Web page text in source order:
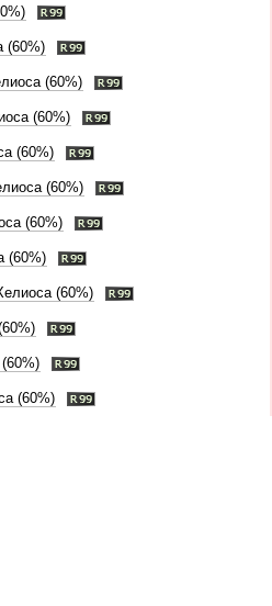
(60%)
(60%)
(60%)
(60%)
(60%)
(60%)
(60%)
(60%)
(60%)